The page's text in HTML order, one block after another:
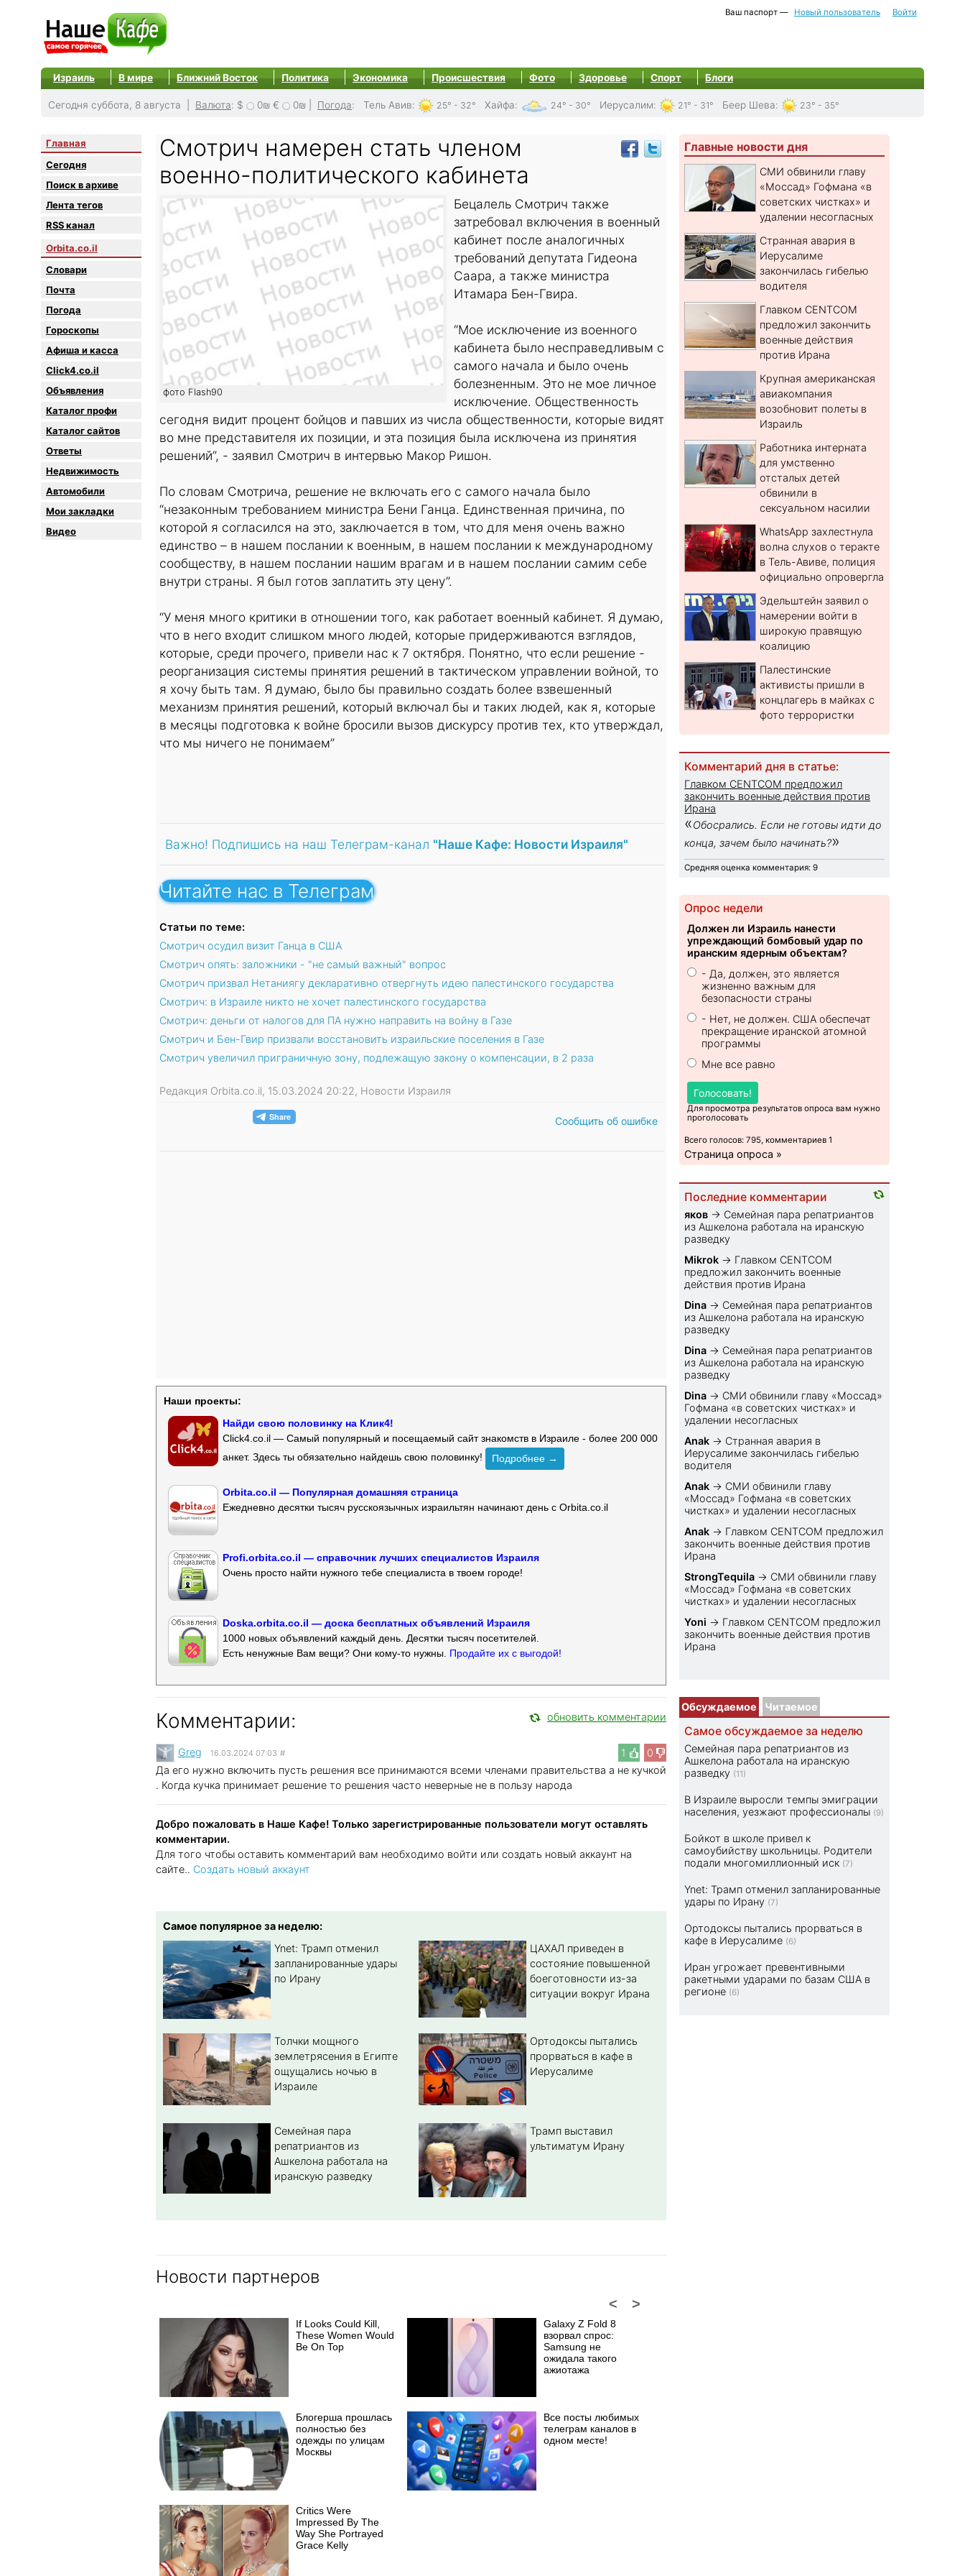
Ваш паспорт — Новый пользователь Войти
Израиль В мире Ближний Восток Политика Экономика Происшествия Фото Здоровье Спорт Блоги
Сегодня суббота, 8 августа | Валюта: $ 0₪ € 0₪ Погода: Тель Авив: 25° - 32° Хайфа: 24° - 30° Иерусалим: 21° - 31° Беер Шева: 23° - 35°
Главная
Сегодня
Поиск в архиве
Лента тегов
RSS канал
Orbita.co.il
Словари
Почта
Погода
Гороскопы
Афиша и касса
Click4.co.il
Объявления
Каталог профи
Каталог сайтов
Oтветы
Недвижимость
Автомобили
Мои закладки
Видео
Смотрич намерен стать членом
военно-политического кабинета
фото Flash90
Бецалель Смотрич также
затребовал включения в военный
кабинет после аналогичных
требований депутата Гидеона
Саара, а также министра
Итамара Бен-Гвира.
“Мое исключение из военного
кабинета было несправедливым с
самого начала и было очень
болезненным. Это не мое личное
исключение. Общественность
сегодня видит процент бойцов и павших из числа общественности, которые видят
во мне представителя их позиции, и эта позиция была исключена из принятия
решений”, - заявил Смотрич в интервью Макор Ришон.
По словам Смотрича, решение не включать его с самого начала было
“незаконным требованием министра Бени Ганца. Единственная причина, по
которой я согласился на это, заключается в том, что для меня очень важно
единство – в нашем послании к военным, в нашем послании к международному
сообществу, в нашем послании нашим врагам и в нашем послании самим себе
внутри страны. Я был готов заплатить эту цену”.
“У меня много критики в отношении того, как работает военный кабинет. Я думаю,
что в него входит слишком много людей, которые придерживаются взглядов,
которые, среди прочего, привели нас к 7 октября. Понятно, что если решение -
реорганизация системы принятия решений в тактическом управлении войной, то
я хочу быть там. Я думаю, было бы правильно создать более взвешенный
механизм принятия решений, который включал бы и таких людей, как я, которые
в месяцы подготовка к войне бросили вызов дискурсу против тех, кто утверждал,
что мы ничего не понимаем”
Важно! Подпишись на наш Телеграм-канал "Наше Кафе: Новости Израиля"
Читайте нас в Телеграм
Статьи по теме:
Смотрич осудил визит Ганца в США
Смотрич опять: заложники - "не самый важный" вопрос
Смотрич призвал Нетаниягу декларативно отвергнуть идею палестинского государства
Смотрич: в Израиле никто не хочет палестинского государства
Смотрич: деньги от налогов для ПА нужно направить на войну в Газе
Смотрич и Бен-Гвир призвали восстановить израильские поселения в Газе
Смотрич увеличил приграничную зону, подлежащую закону о компенсации, в 2 раза
Редакция Orbita.co.il, 15.03.2024 20:22, Новости Израиля
Сообщить об ошибке
Наши проекты:
Найди свою половинку на Клик4!
Click4.co.il — Самый популярный и посещаемый сайт знакомств в Израиле - более 200 000
анкет. Здесь ты обязательно найдешь свою половинку!
Подробнее →
Orbita.co.il — Популярная домашняя страница
Ежедневно десятки тысяч русскоязычных израильтян начинают день с Orbita.co.il
Profi.orbita.co.il — справочник лучших специалистов Израиля
Очень просто найти нужного тебе специалиста в твоем городе!
Doska.orbita.co.il — доска бесплатных объявлений Израиля
1000 новых объявлений каждый день. Десятки тысяч посетителей.
Есть ненужные Вам вещи? Они кому-то нужны. Продайте их с выгодой!
Комментарии: обновить комментарии
1 0
Greg 16.03.2024 07:03 #
Да его нужно включить пусть решения все принимаются всеми членами правительства а не кучкой
. Когда кучка принимает решение то решения часто неверные не в пользу народа
Добро пожаловать в Наше Кафе! Только зарегистрированные пользователи могут оставлять
комментарии.
Для того чтобы оставить комментарий вам необходимо войти или создать новый аккаунт на
сайте.. Создать новый аккаунт
Самое популярное за неделю:
Ynet: Трамп отменил
запланированные удары
по Ирану
ЦАХАЛ приведен в
состояние повышенной
боеготовности из-за
ситуации вокруг Ирана
Толчки мощного
землетрясения в Египте
ощущались ночью в
Израиле
Ортодоксы пытались
прорваться в кафе в
Иерусалиме
Семейная пара
репатриантов из
Ашкелона работала на
иранскую разведку
Трамп выставил
ультиматум Ирану
Новости партнеров
>
<
If Looks Could Kill,
These Women Would
Be On Top
Galaxy Z Fold 8
взорвал спрос:
Samsung не
ожидала такого
ажиотажа
Блогерша прошлась
полностью без
одежды по улицам
Москвы
Все посты любимых
телеграм каналов в
одном месте!
Critics Were
Impressed By The
Way She Portrayed
Grace Kelly
Главные новости дня
СМИ обвинили главу
«Моссад» Гофмана «в
советских чистках» и
удалении несогласных
Странная авария в
Иерусалиме
закончилась гибелью
водителя
Главком CENTCOM
предложил закончить
военные действия
против Ирана
Крупная американская
авиакомпания
возобновит полеты в
Израиль
Работника интерната
для умственно
отсталых детей
обвинили в
сексуальном насилии
WhatsApp захлестнула
волна слухов о теракте
в Тель-Авиве, полиция
официально опровергла
Эдельштейн заявил о
намерении войти в
широкую правящую
коалицию
Палестинские
активисты пришли в
концлагерь в майках с
фото террористки
Комментарий дня в статье:
Главком CENTCOM предложил
закончить военные действия против
Ирана
«Обосрались. Если не готовы идти до
конца, зачем было начинать?»
Средняя оценка комментария: 9
Опрос недели
Должен ли Израиль нанести
упреждающий бомбовый удар по
иранским ядерным объектам?
- Да, должен, это является
жизненно важным для
безопасности страны
- Нет, не должен. США обеспечат
прекращение иранской атомной
программы
Мне все равно
Голосовать!
Для просмотра результатов опроса вам нужно
проголосовать
Всего голосов: 795, комментариев 1
Страница опроса »
Последние комментарии
яков → Семейная пара репатриантов
из Ашкелона работала на иранскую
разведку
Mikrok → Главком CENTCOM
предложил закончить военные
действия против Ирана
Dina → Семейная пара репатриантов
из Ашкелона работала на иранскую
разведку
Dina → Семейная пара репатриантов
из Ашкелона работала на иранскую
разведку
Dina → СМИ обвинили главу «Моссад»
Гофмана «в советских чистках» и
удалении несогласных
Anak → Странная авария в
Иерусалиме закончилась гибелью
водителя
Anak → СМИ обвинили главу
«Моссад» Гофмана «в советских
чистках» и удалении несогласных
Anak → Главком CENTCOM предложил
закончить военные действия против
Ирана
StrongTequila → СМИ обвинили главу
«Моссад» Гофмана «в советских
чистках» и удалении несогласных
Yoni → Главком CENTCOM предложил
закончить военные действия против
Ирана
Обсуждаемое Читаемое
Самое обсуждаемое за неделю
Семейная пара репатриантов из
Ашкелона работала на иранскую
разведку (11)
В Израиле выросли темпы эмиграции
населения, уезжают профессионалы (9)
Бойкот в школе привел к
самоубийству школьницы. Родители
подали многомиллионный иск (7)
Ynet: Трамп отменил запланированные
удары по Ирану (7)
Ортодоксы пытались прорваться в
кафе в Иерусалиме (6)
Иран угрожает превентивными
ракетными ударами по базам США в
регионе (6)